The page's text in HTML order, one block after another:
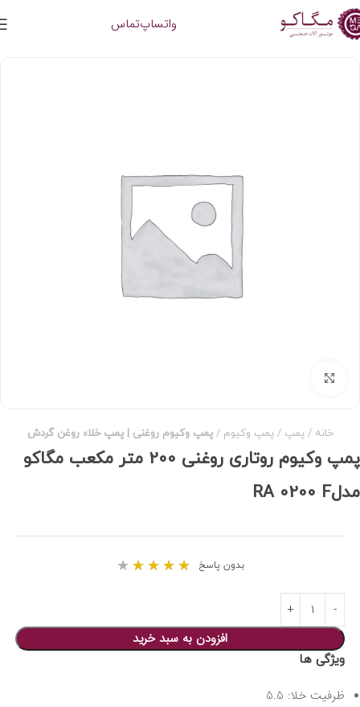
واتساپتماس
خانه پمپ پمپ وکیوم پمپ وکیوم روغنی | پمپ خلاء روغن گردش
پمپ وکیوم روتاری روغنی 200 متر مکعب مگاکو
مدلRA 0200 F
بدون پاسخ ★
★
★
★
★
افزودن به سبد خرید
ویژگی ها
ظرفیت خلا: 5.5